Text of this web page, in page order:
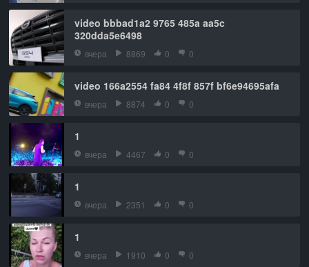
video bbbad1a2 9765 485a aa5c
320dda5e6498
вчера 8869 0 0
video 166a2554 fa84 4f8f 857f bf6e94695afa
вчера 8874 0 0
1
вчера 4467 0 0
1
вчера 2351 0 0
1
вчера 1910 0 0